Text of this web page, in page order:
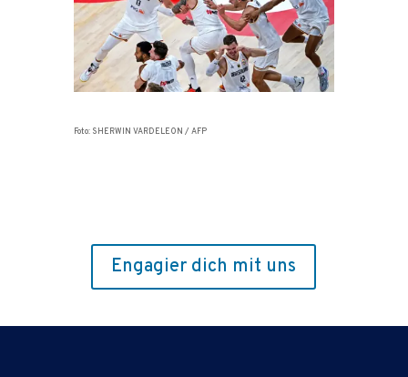
Foto: SHERWIN VARDELEON / AFP
Engagier dich mit uns